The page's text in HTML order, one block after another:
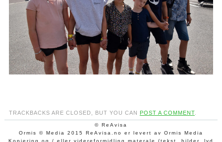
TRACKBACKS ARE CLOSED, BUT YOU CAN POST A COMMENT.
© ReAvisa
Ormis © Media 2015 ReAvisa.no er levert av Ormis Media
Kopiering og / eller videreformidling materale (tekst, bilder, lyd